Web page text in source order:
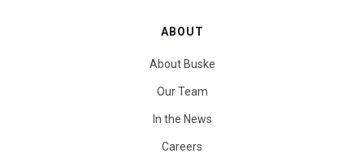
ABOUT
About Buske
Our Team
In the News
Careers